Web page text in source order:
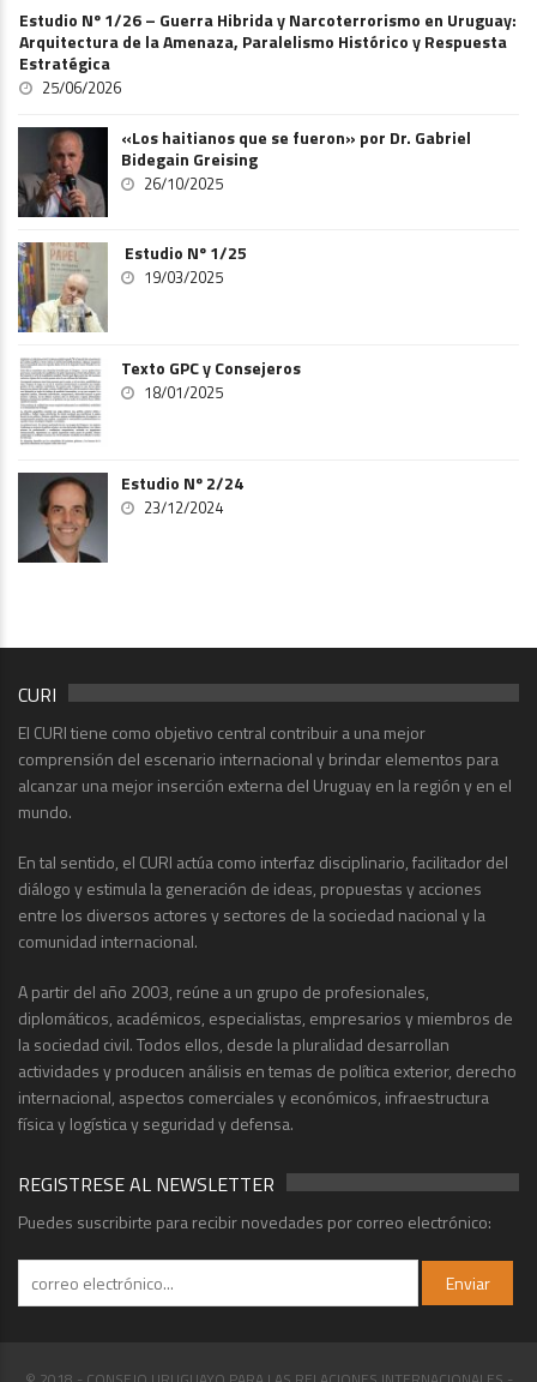
Estudio Nº 1/26 – Guerra Hibrida y Narcoterrorismo en Uruguay:
Arquitectura de la Amenaza, Paralelismo Histórico y Respuesta
Estratégica
25/06/2026
«Los haitianos que se fueron» por Dr. Gabriel
Bidegain Greising
26/10/2025
Estudio Nº 1/25
19/03/2025
Texto GPC y Consejeros
18/01/2025
Estudio Nº 2/24
23/12/2024
CURI
El CURI tiene como objetivo central contribuir a una mejor
comprensión del escenario internacional y brindar elementos para
alcanzar una mejor inserción externa del Uruguay en la región y en el
mundo.
En tal sentido, el CURI actúa como interfaz disciplinario, facilitador del
diálogo y estimula la generación de ideas, propuestas y acciones
entre los diversos actores y sectores de la sociedad nacional y la
comunidad internacional.
A partir del año 2003, reúne a un grupo de profesionales,
diplomáticos, académicos, especialistas, empresarios y miembros de
la sociedad civil. Todos ellos, desde la pluralidad desarrollan
actividades y producen análisis en temas de política exterior, derecho
internacional, aspectos comerciales y económicos, infraestructura
física y logística y seguridad y defensa.
REGISTRESE AL NEWSLETTER
Puedes suscribirte para recibir novedades por correo electrónico: